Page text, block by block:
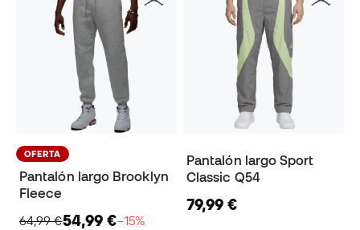
OFERTA
Pantalón largo Brooklyn
Fleece
64,99 €54,99 €−15%
Pantalón largo Sport
Classic Q54
79,99 €